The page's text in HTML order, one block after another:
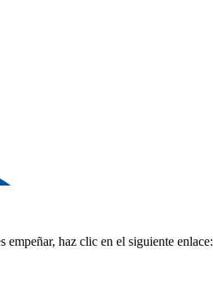
empeñar, haz clic en el siguiente enlace: